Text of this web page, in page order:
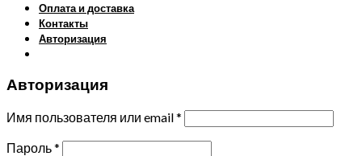
Оплата и доставка
Контакты
Авторизация
Авторизация
Имя пользователя или email*
Пароль*